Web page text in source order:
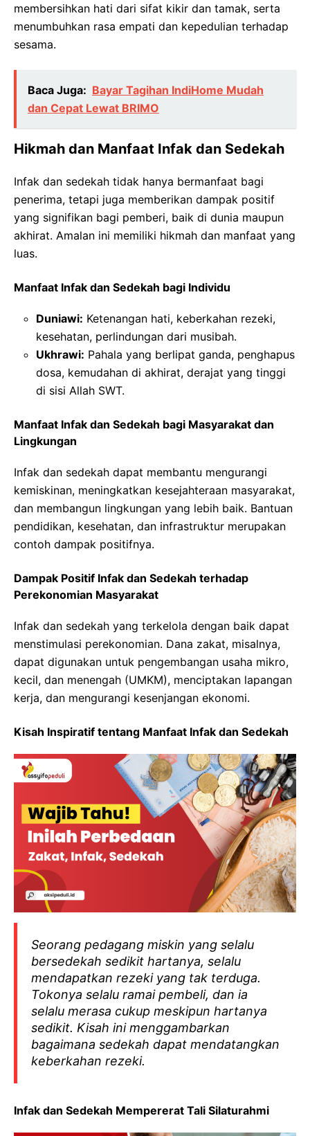
membersihkan hati dari sifat kikir dan tamak, serta
menumbuhkan rasa empati dan kepedulian terhadap
sesama.
Baca Juga: Bayar Tagihan IndiHome Mudah
dan Cepat Lewat BRIMO
Hikmah dan Manfaat Infak dan Sedekah
Infak dan sedekah tidak hanya bermanfaat bagi
penerima, tetapi juga memberikan dampak positif
yang signifikan bagi pemberi, baik di dunia maupun
akhirat. Amalan ini memiliki hikmah dan manfaat yang
luas.
Manfaat Infak dan Sedekah bagi Individu
Duniawi: Ketenangan hati, keberkahan rezeki,
kesehatan, perlindungan dari musibah.
Ukhrawi: Pahala yang berlipat ganda, penghapus
dosa, kemudahan di akhirat, derajat yang tinggi
di sisi Allah SWT.
Manfaat Infak dan Sedekah bagi Masyarakat dan
Lingkungan
Infak dan sedekah dapat membantu mengurangi
kemiskinan, meningkatkan kesejahteraan masyarakat,
dan membangun lingkungan yang lebih baik. Bantuan
pendidikan, kesehatan, dan infrastruktur merupakan
contoh dampak positifnya.
Dampak Positif Infak dan Sedekah terhadap
Perekonomian Masyarakat
Infak dan sedekah yang terkelola dengan baik dapat
menstimulasi perekonomian. Dana zakat, misalnya,
dapat digunakan untuk pengembangan usaha mikro,
kecil, dan menengah (UMKM), menciptakan lapangan
kerja, dan mengurangi kesenjangan ekonomi.
Kisah Inspiratif tentang Manfaat Infak dan Sedekah
Seorang pedagang miskin yang selalu
bersedekah sedikit hartanya, selalu
mendapatkan rezeki yang tak terduga.
Tokonya selalu ramai pembeli, dan ia
selalu merasa cukup meskipun hartanya
sedikit. Kisah ini menggambarkan
bagaimana sedekah dapat mendatangkan
keberkahan rezeki.
Infak dan Sedekah Mempererat Tali Silaturahmi